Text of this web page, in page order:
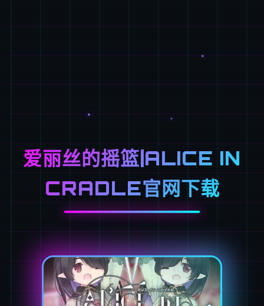
爱丽丝的摇篮|ALICE IN
CRADLE官网下载